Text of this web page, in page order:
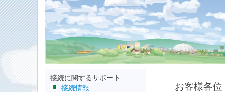
接続に関するサポート
接続情報
お客様各位